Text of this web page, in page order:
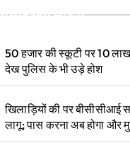
Recent Posts
50 हजार की स्कूटी पर 10 लाख
देख पुलिस के भी उड़े होश
खिलाड़ियों की पर बीसीसीआई
लागू; पास करना अब होगा और